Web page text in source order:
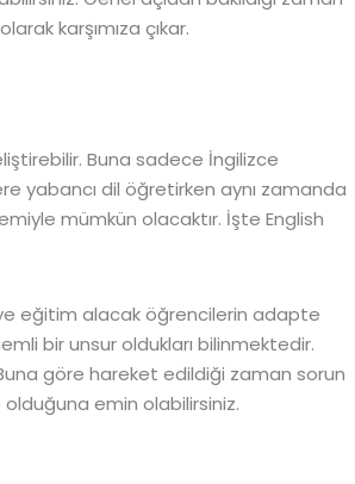
karşımıza çıkar.
Buna sadece İngilizce
yabancı dil öğretirken aynı zamanda
mümkün olacaktır. İşte English
eğitim alacak öğrencilerin adapte
bir unsur oldukları bilinmektedir.
göre hareket edildiği zaman sorun
emin olabilirsiniz.